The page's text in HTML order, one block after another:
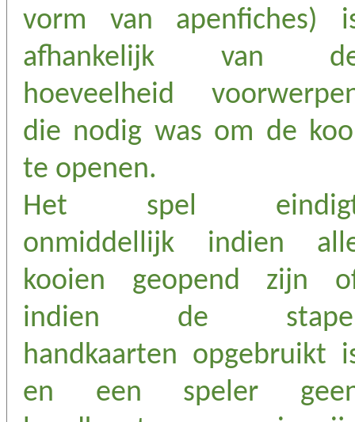
vorm van apenfiches)
afhankelijk van
hoeveelheid
die nodig was om de
te openen.
Het spel
onmiddellijk indien
kooien geopend zijn
indien de
handkaarten opgebruikt
en een speler